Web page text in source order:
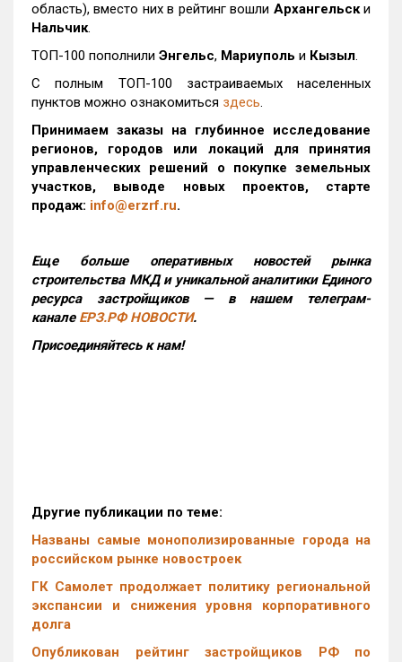
область), вместо них в рейтинг вошли Архангельски
Нальчик.
ТОП-100 пополнили Энгельс, Мариуполь и Кызыл.
С полным ТОП-100 застраиваемых населенных
пунктов можно ознакомиться здесь.
Принимаем заказы на глубинное исследование
регионов, городов или локаций для принятия
управленческих решений о покупке земельных
участков, выводе новых проектов, старте
продаж: info@erzrf.ru.
Еще больше оперативных новостей рынка
строительства МКД и уникальной аналитики Единого
ресурса застройщиков — в нашем телеграм-
канале ЕРЗ.РФ НОВОСТИ.
Присоединяйтесь к нам!
Другие публикации по теме:
Названы самые монополизированные города на
российском рынке новостроек
ГК Самолет продолжает политику региональной
экспансии и снижения уровня корпоративного
долга
Опубликован рейтинг застройщиков РФ по